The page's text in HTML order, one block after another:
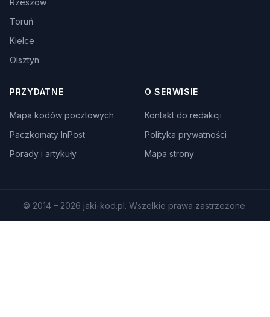
Rzeszów
Toruń
Kielce
Olsztyn
PRZYDATNE
Mapa kodów pocztowych
Paczkomaty InPost
Porady i artykuły
O SERWISIE
Kontakt do redakcji
Polityka prywatności
Mapa strony
© 2014 – 2026 jaki-kod.pl. Wszelkie prawa zastrzeżone.